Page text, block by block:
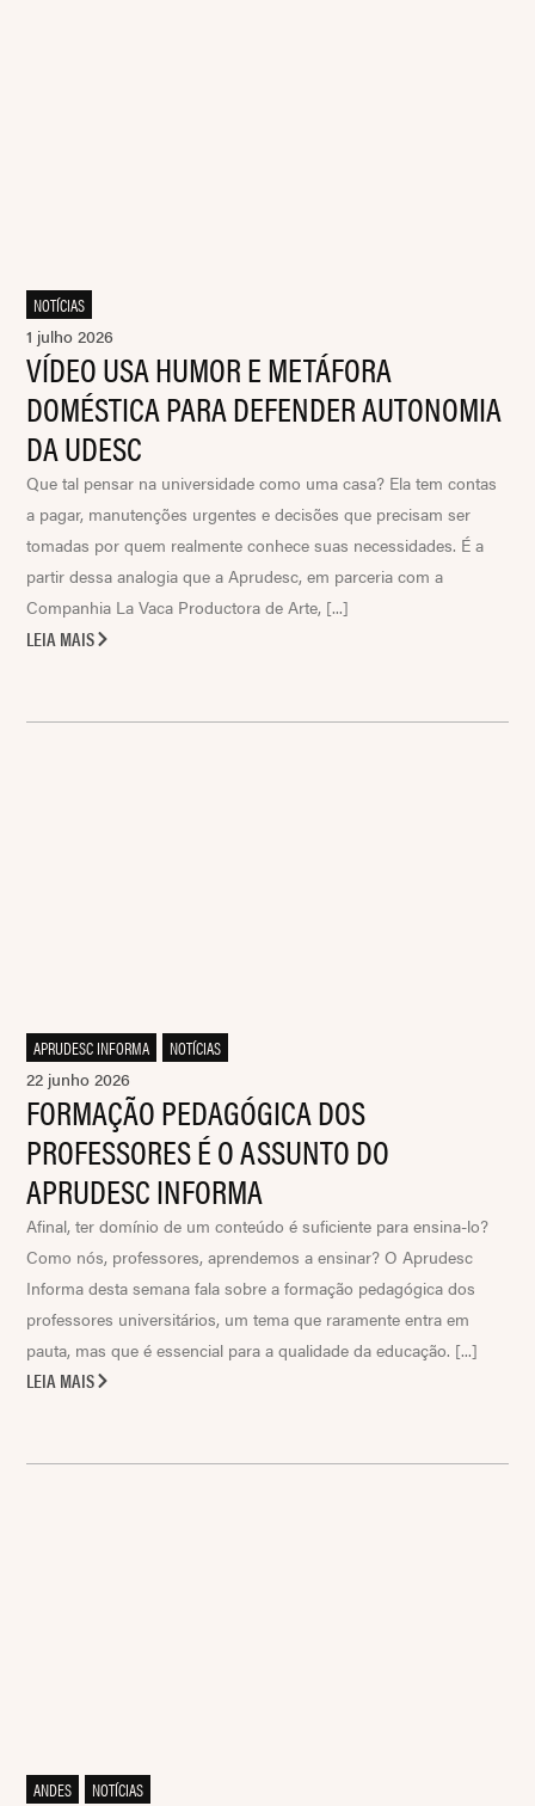
NOTÍCIAS
1 julho 2026
VÍDEO USA HUMOR E METÁFORA
DOMÉSTICA PARA DEFENDER AUTONOMIA
DA UDESC
Que tal pensar na universidade como uma casa? Ela tem contas
a pagar, manutenções urgentes e decisões que precisam ser
tomadas por quem realmente conhece suas necessidades. É a
partir dessa analogia que a Aprudesc, em parceria com a
Companhia La Vaca Productora de Arte, [...]
LEIA MAIS
APRUDESC INFORMA
NOTÍCIAS
22 junho 2026
FORMAÇÃO PEDAGÓGICA DOS
PROFESSORES É O ASSUNTO DO
APRUDESC INFORMA
Afinal, ter domínio de um conteúdo é suficiente para ensina-lo?
Como nós, professores, aprendemos a ensinar? O Aprudesc
Informa desta semana fala sobre a formação pedagógica dos
professores universitários, um tema que raramente entra em
pauta, mas que é essencial para a qualidade da educação. [...]
LEIA MAIS
ANDES
NOTÍCIAS